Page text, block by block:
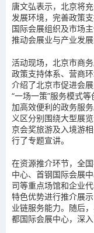
唐文弘表示，北京将
发展环境，完善政策
国际会展组织及市场
推动会展业与产业发
活动现场，北京市商
政策支持体系、营商
介绍了北京市促进会
“一场一策”服务模式
加高效便利的政务服
义区分别围绕大型展
京会奖旅游及入境游
行了专题宣讲。
在资源推介环节，全
中心、首钢国际会展
司等重点场馆和企业
特色优势进行推介展
业链服务能力。随后
都国际会展中心，深